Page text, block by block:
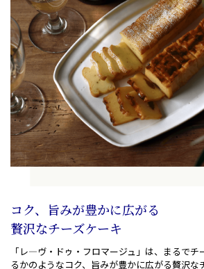
コク、旨みが豊かに広がる
贅沢なチーズケーキ
「レ―ヴ・ドゥ・フロマージュ」は、まるでチ
るかのようなコク、旨みが豊かに広がる贅沢な